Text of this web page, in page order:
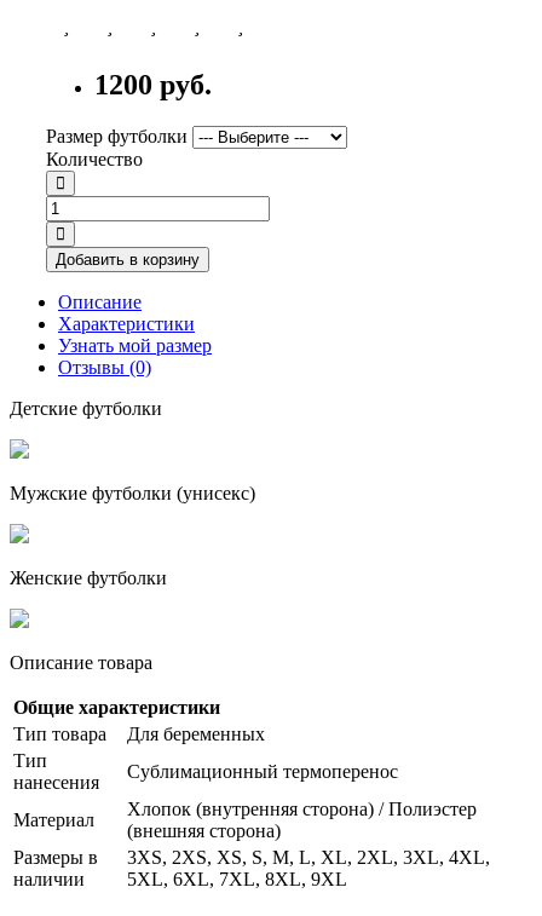
1200 руб.
Размер футболки
Количество
Добавить в корзину
Описание
Характеристики
Узнать мой размер
Отзывы (0)
Детские футболки
Мужские футболки (унисекс)
Женские футболки
Описание товара
Общие характеристики
Тип товара
Для беременных
Тип
нанесения
Сублимационный термоперенос
Материал
Хлопок (внутренняя сторона) / Полиэстер
(внешняя сторона)
Размеры в
наличии
3XS, 2XS, XS, S, M, L, XL, 2XL, 3XL, 4XL,
5XL, 6XL, 7XL, 8XL, 9XL